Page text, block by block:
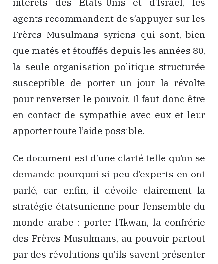
agents recommandent de s’appuyer sur les
Frères Musulmans syriens qui sont, bien
que matés et étouffés depuis les années 80,
la seule organisation politique structurée
susceptible de porter un jour la révolte
pour renverser le pouvoir. Il faut donc être
en contact de sympathie avec eux et leur
apporter toute l’aide possible.
Ce document est d’une clarté telle qu’on se
demande pourquoi si peu d’experts en ont
parlé, car enfin, il dévoile clairement la
stratégie étatsunienne pour l’ensemble du
monde arabe : porter l’Ikwan, la confrérie
des Frères Musulmans, au pouvoir partout
par des révolutions qu’ils savent présenter